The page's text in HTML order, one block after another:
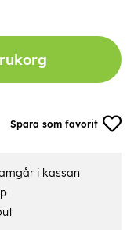
Spara som favorit
i kassan